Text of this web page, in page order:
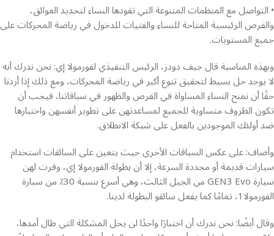
• التواصل مع المنظمات المتنوعة التي تقودها النساء لتحديد العوائق،
والفرص الرئيسية المتاحة للنساء والفتيات للدخول في رياضة المحركات على
جميع المستويات.
وبهذه المناسبة قال جيف دودز، الرئيس التنفيذي لفورمولا إي: نحن ندرك أنه
لا يوجد حل بسيط لتحقيق تنوع أكبر في رياضة المحركات، ومع ذلك إذا أردنا
حقًا أن نمنح النساء المساواة في الفرص والظهور في سباقاتنا، فيجب أن
تكون الظروف متساوية للجميع لمساعدتهن على تطوير أنفسهن واختبارها
ضد أولئك الموجودين بالفعل على شبكة الانطلاق.
وأضاف: على عكس السباقات الأخرى حيث يتعين على السائقات استخدام
سيارات قديمة أو محددة السرعة، إلا أن بطولة الفورمولا إي، وفرت لهن
سيارة GEN3 Evo من الجيل الثالث، وهي أسرع بنسبة 30٪ من سيارة
الفورمولا1، تمامًا كما يفعل سائقو البطولة لدينا.
وقال أيضًا: نحن ندرك أن اختبارًا واحدًا لن يحل المشكلة التي طال أمدها،